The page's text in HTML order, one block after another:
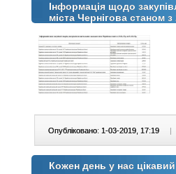
Інформація щодо
міста Чернігова станом
Опубліковано: 1-03-2019, 17:19 |
Кожен день у нас